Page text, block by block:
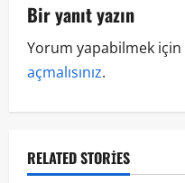
Bir yanıt yazın
Yorum yapabilmek için
açmalısınız.
RELATED STORIES